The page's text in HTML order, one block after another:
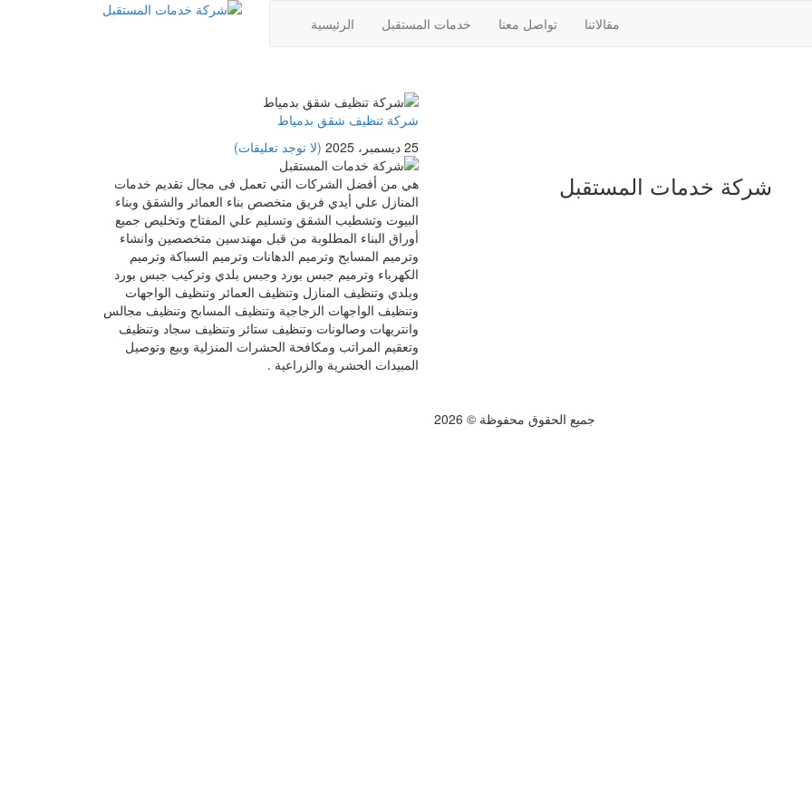
الرئيسية خدمات المستقبل تواصل معنا مقالاتنا
شركة تنظيف شقق بدمياط
25 ديسمبر، 2025
(لا توجد تعليقات)
هي من أفضل الشركات التي تعمل فى مجال تقديم خدمات
المنازل علي أيدي فريق متخصص بناء العمائر والشقق وبناء
البيوت وتشطيب الشقق وتسليم علي المفتاح وتخليص جميع
أوراق البناء المطلوبة من قبل مهندسين متخصصين وانشاء
وترميم المسابح وترميم الدهانات وترميم السباكة وترميم
الكهرباء وترميم جبس بورد وجبس بلدي وتركيب جبس بورد
وبلدي وتنظيف المنازل وتنظيف العمائر وتنظيف الواجهات
وتنظيف الواجهات الزجاجية وتنظيف المسابح وتنظيف مجالس
وانتريهات وصالونات وتنظيف ستائر وتنظيف سجاد وتنظيف
وتعقيم المراتب ومكافحة الحشرات المنزلية وبيع وتوصيل
المبيدات الحشرية والزراعية .
شركة خدمات المستقبل
جميع الحقوق محفوظة © 2026